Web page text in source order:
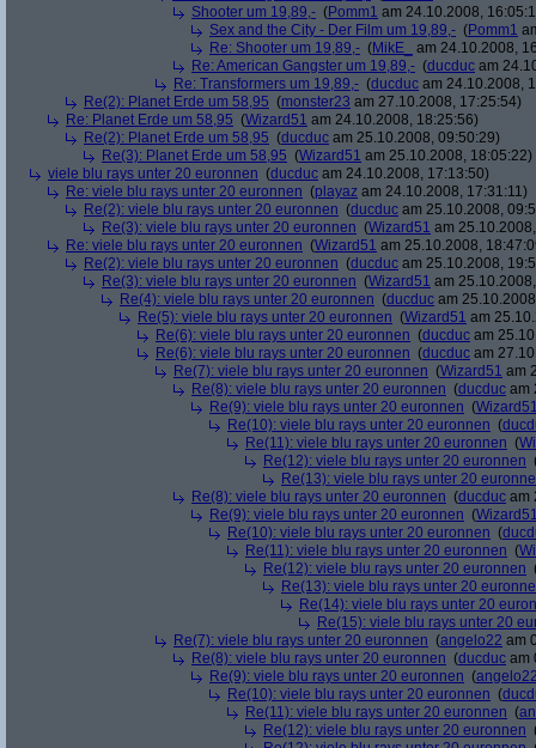
Shooter um 19,89,- (Pomm1 am 24.10.2008,
Sex and the City - Der Film um 19,89,- (Pomm1
Re: Shooter um 19,89,- (MikE_
am 24.10.2008,
Re: American Gangster um 19,89,- (ducduc am
Re: Transformers um 19,89,- (ducduc am 24.10.2008,
Re(2): Planet Erde um 58,95 (monster23 am 27.10.2008, 17:25:54)
Re: Planet Erde um 58,95 (Wizard51 am 24.10.2008, 18:25:56)
Re(2): Planet Erde um 58,95 (ducduc am 25.10.2008, 09:50:29)
Re(3): Planet Erde um 58,95 (Wizard51 am 25.10.2008, 18:05:22)
viele blu rays unter 20 euronnen (ducduc am 24.10.2008, 17:13:50)
Re: viele blu rays unter 20 euronnen (playaz am 24.10.2008, 17:31:11)
Re(2): viele blu rays unter 20 euronnen (ducduc am 25.10.2008,
Re(3): viele blu rays unter 20 euronnen (Wizard51 am
Re: viele blu rays unter 20 euronnen (Wizard51 am 25.10.2008,
Re(2): viele blu rays unter 20 euronnen (ducduc am 25.10.2008,
Re(3): viele blu rays unter 20 euronnen (Wizard51 am
Re(4): viele blu rays unter 20 euronnen (ducduc am
Re(5): viele blu rays unter 20 euronnen (Wizard51 am
Re(6): viele blu rays unter 20 euronnen (ducduc am
Re(6): viele blu rays unter 20 euronnen (ducduc am
Re(7): viele blu rays unter 20 euronnen (Wizard51 am
Re(8): viele blu rays unter 20 euronnen (ducduc am
Re(9): viele blu rays unter 20 euronnen (
Re(10): viele blu rays unter 20 euronnen (
Re(11): viele blu rays unter 20 euronnen (
Re(12): viele blu rays unter 20 euronnen
Re(13): viele blu rays unter 20
Re(8): viele blu rays unter 20 euronnen (ducduc am
Re(9): viele blu rays unter 20 euronnen (
Re(10): viele blu rays unter 20 euronnen (
Re(11): viele blu rays unter 20 euronnen (
Re(12): viele blu rays unter 20 euronnen
Re(13): viele blu rays unter 20
Re(14): viele blu rays unter 20
Re(15): viele blu rays unter 20
Re(7): viele blu rays unter 20 euronnen (angelo22 am
Re(8): viele blu rays unter 20 euronnen (ducduc am
Re(9): viele blu rays unter 20 euronnen (
Re(10): viele blu rays unter 20 euronnen (
Re(11): viele blu rays unter 20 euronnen (
Re(12): viele blu rays unter 20 euronnen